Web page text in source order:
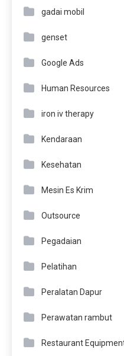
gadai mobil
genset
Google Ads
Human Resources
iron iv therapy
Kendaraan
Kesehatan
Mesin Es Krim
Outsource
Pegadaian
Pelatihan
Peralatan Dapur
Perawatan rambut
Restaurant